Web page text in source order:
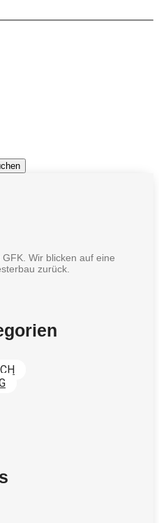
Wir blicken auf eine
zurück.